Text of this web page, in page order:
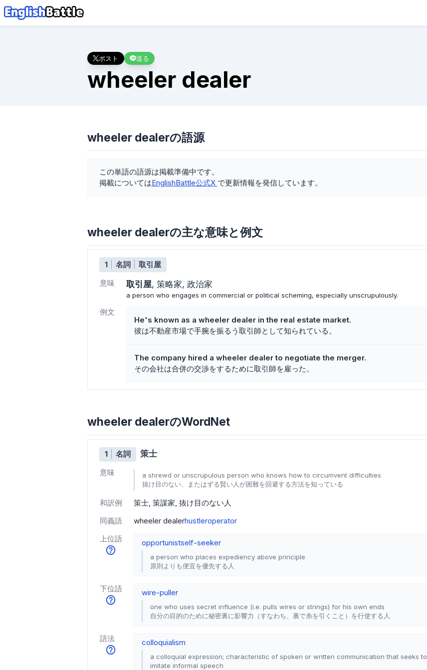
ポスト 送る
wheeler dealer
wheeler dealerの語源
この単語の語源は掲載準備中です。
掲載についてはEnglishBattle公式X で更新情報を発信しています。
wheeler dealerの主な意味と例文
1 名詞
取引屋
意味
取引屋 策略家 政治家
a person who engages in commercial or political scheming, especially unscrupulously.
例文
He's known as a wheeler dealer in the real estate market.
彼は不動産市場で手腕を振るう取引師として知られている。
The company hired a wheeler dealer to negotiate the merger.
その会社は合併の交渉をするために取引師を雇った。
wheeler dealerのWordNet
1 名詞 策士
意味
a shrewd or unscrupulous person who knows how to circumvent difficulties
抜け目のない、またはずる賢い人が困難を回避する方法を知っている
和訳例 策士 策謀家 抜け目のない人
同義語
wheeler dealerhustleroperator
上位語
opportunistself-seeker
a person who places expediency above principle
原則よりも便宜を優先する人
下位語 wire-puller
one who uses secret influence (i.e. pulls wires or strings) for his own ends
自分の目的のために秘密裏に影響力（すなわち、裏で糸を引くこと）を行使する人
語法 colloquialism
a colloquial expression; characteristic of spoken or written communication that seeks to
imitate informal speech